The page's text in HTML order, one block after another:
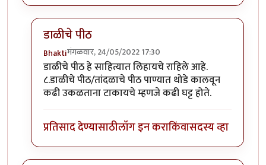
डाळीचे पीठ
Bhaktiमंगळवार, 24/05/2022 17:30
In reply toकैरीची कढीbyBhakti
डाळीचे पीठ हे साहित्यात लिहायचे राहिले आहे.
८.डाळीचे पीठ/तांदळाचे पीठ पाण्यात थोडे कालवून
कढी उकळताना टाकायचे म्हणजे कढी घट्ट होते.
प्रतिसाद देण्यासाठीलॉग इन कराकिंवासदस्य व्हा